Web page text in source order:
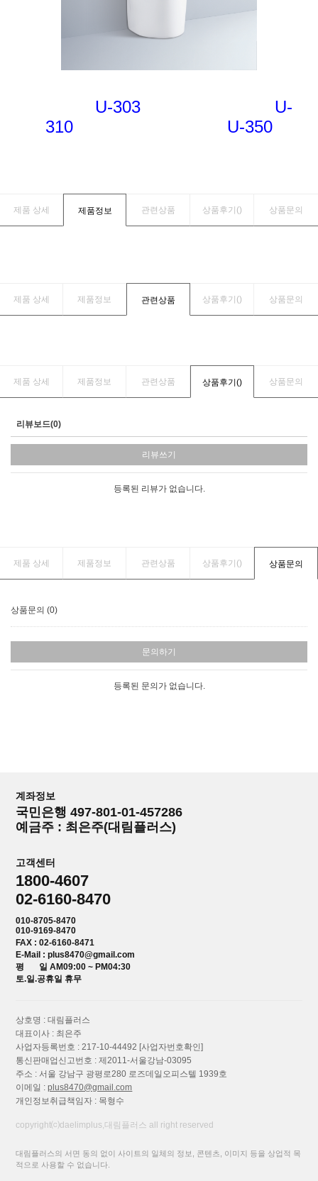
U-303 U-
310 U-350
제품 상세 제품정보 관련상품 상품후기() 상품문의
제품 상세 제품정보 관련상품 상품후기() 상품문의
제품 상세 제품정보 관련상품 상품후기() 상품문의
리뷰보드(0)
리뷰쓰기
등록된 리뷰가 없습니다.
제품 상세 제품정보 관련상품 상품후기() 상품문의
상품문의 (0)
문의하기
등록된 문의가 없습니다.
계좌정보
국민은행 497-801-01-457286
예금주 : 최은주(대림플러스)
고객센터
1800-4607
02-6160-8470
010-8705-8470
010-9169-8470
FAX : 02-6160-8471
E-Mail : plus8470@gmail.com
평 일 AM09:00 ~ PM04:30
토.일.공휴일 휴무
상호명 : 대림플러스
대표이사 : 최은주
사업자등록번호 : 217-10-44492 [사업자번호확인]
통신판매업신고번호 : 제2011-서울강남-03095
주소 : 서울 강남구 광평로280 로즈데일오피스텔 1939호
이메일 :plus8470@gmail.com
개인정보취급책임자 : 목형수
copyright⒞daelimplus,대림플러스 all right reserved
대림플러스의 서면 동의 없이 사이트의 일체의 정보, 콘텐츠, 이미지 등을 상업적 목
적으로 사용할 수 없습니다.